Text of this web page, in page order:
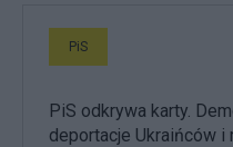
PiS
PiS odkrywa karty.
deportacje Ukraińców i